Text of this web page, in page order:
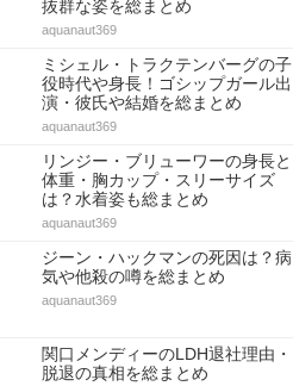
抜群な姿を総まとめ
aquanaut369
ミシェル・トラクテンバーグの子
役時代や身長！ゴシップガール出
演・彼氏や結婚を総まとめ
aquanaut369
リンジー・ブリューワーの身長と
体重・胸カップ・スリーサイズ
は？水着姿も総まとめ
aquanaut369
ジーン・ハックマンの死因は？病
気や他殺の噂を総まとめ
aquanaut369
関口メンディーのLDH退社理由・
脱退の真相を総まとめ